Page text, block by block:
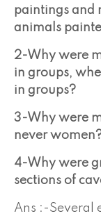
paintings and
animals
2-Why were
in groups,
in groups?
3-Why were
never
4-Why were
sections of
Ans :-Several